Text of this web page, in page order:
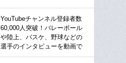
YouTubeチャンネル登録者数
60,000人突破！バレーボール
や陸上、バスケ、野球などの
選手のインタビューを動画で